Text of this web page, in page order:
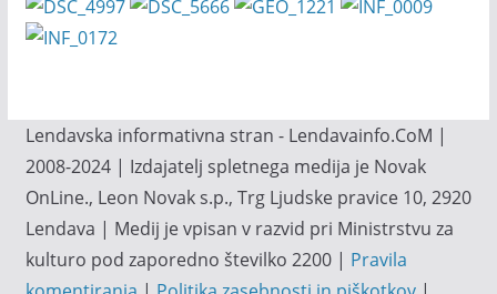
Lendavska informativna stran - Lendavainfo.CoM |
2008-2024 | Izdajatelj spletnega medija je Novak
OnLine., Leon Novak s.p., Trg Ljudske pravice 10, 2920
Lendava | Medij je vpisan v razvid pri Ministrstvu za
kulturo pod zaporedno številko 2200 | Pravila